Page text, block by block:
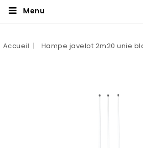
Menu
Accueil Hampe javelot 2m20 unie